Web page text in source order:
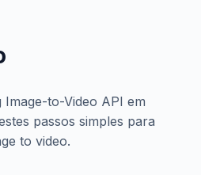
to-Video API em
passos simples para
to video.